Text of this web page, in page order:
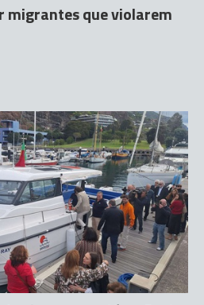
migrantes que violarem